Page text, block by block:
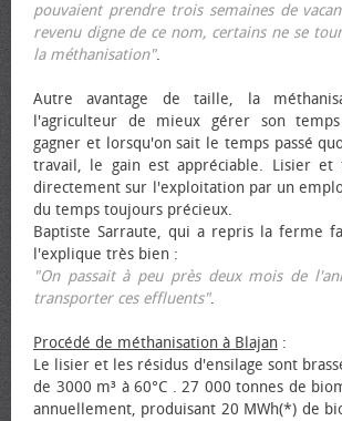
pouvaient prendre trois semaines de
revenu digne de ce nom, certains ne se
la méthanisation".
Autre avantage de taille, la
l'agriculteur de mieux gérer son
gagner et lorsqu'on sait le temps passé
travail, le gain est appréciable. Lisier
directement sur l'exploitation par un
du temps toujours précieux.
Baptiste Sarraute, qui a repris la ferme
l'explique très bien :
"On passait à peu près deux mois de
transporter ces effluents".
Procédé de méthanisation à Blajan :
Le lisier et les résidus d'ensilage sont
de 3000 m³ à 60°C . 27 000 tonnes de
annuellement, produisant 20 MWh(*) de